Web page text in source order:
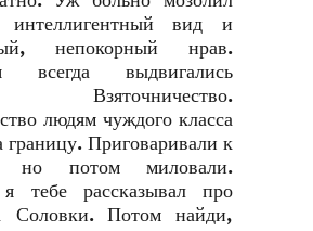
интеллигентный вид и
непокорный нрав.
всегда выдвигались
Взяточничество.
людям чуждого класса
границу. Приговаривали к
но потом миловали.
тебе рассказывал про
Соловки. Потом найди,